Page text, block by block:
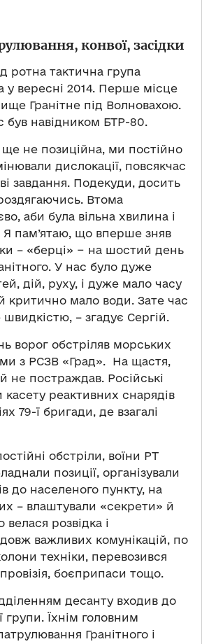
конвої, засідки
ротна тактична група
у вересні 2014. Перше місце
Гранітне під Волновахою.
був навідником БТР-80.
ще не позиційна, ми постійно
дислокації, повсякчас
завдання. Подекуди, досить
Втома
аби була вільна хвилина і
пам’ятаю, що вперше зняв
– «берці» − на шостий день
У нас було дуже
дій, руху, і дуже мало часу
критично мало води. Зате час
– згадує Сергій.
ворог обстріляв морських
з РСЗВ «Град». На щастя,
не постраждав. Російські
реактивних снарядів
79-ї бригади, де взагалі
обстріли, воїни РТ
позиції, організували
до населеного пункту, на
– влаштували «секрети» й
велася розвідка і
важливих комунікацій, по
техніки, перевозився
боєприпаси тощо.
десанту входив до
групи. Їхнім головним
Гранітного і